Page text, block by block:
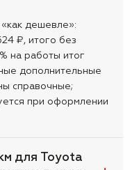
дешевле»:
₽, итого без
на работы итог
дополнительные
справочные;
при оформлении
для Toyota